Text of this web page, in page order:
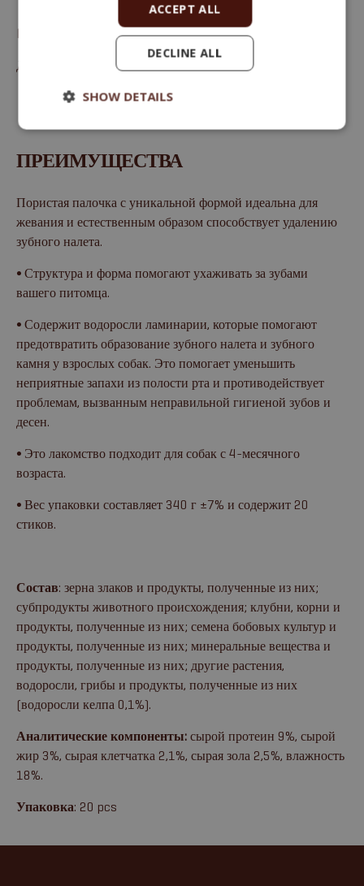
Fitmin dog for Life Dental Sticks
Дополнительный корм (лакомство) для собак
ПРЕИМУЩЕСТВА
Пористая палочка с уникальной формой идеальна для
жевания и естественным образом способствует удалению
зубного налета.
∫ Структура и форма помогают ухаживать за зубами
вашего питомца.
∫ Содержит водоросли ламинарии, которые помогают
предотвратить образование зубного налета и зубного
камня у взрослых собак. Это помогает уменьшить
неприятные запахи из полости рта и противодействует
проблемам, вызванным неправильной гигиеной зубов и
десен.
∫ Это лакомство подходит для собак с 4-месячного
возраста.
∫ Вес упаковки составляет 340 г ±7% и содержит 20
стиков.
Состав: зерна злаков и продукты, полученные из них;
субпродукты животного происхождения; клубни, корни и
продукты, полученные из них; семена бобовых культур и
продукты, полученные из них; минеральные вещества и
продукты, полученные из них; другие растения,
водоросли, грибы и продукты, полученные из них
(водоросли келпа 0,1%).
Аналитические компоненты: сырой протеин 9%, сырой
жир 3%, сырая клетчатка 2,1%, сырая зола 2,5%, влажность
18%.
Упаковка: 20 pcs
ACCEPT ALL
DECLINE ALL
SHOW DETAILS